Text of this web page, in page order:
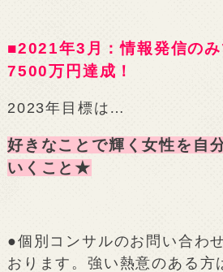
■2021年3月：情報発信のみ
7500万円達成！
2023年目標は…
好きなことで輝く女性を自
いくこと★
●個別コンサルのお問い合わ
おります。強い熱意のある方